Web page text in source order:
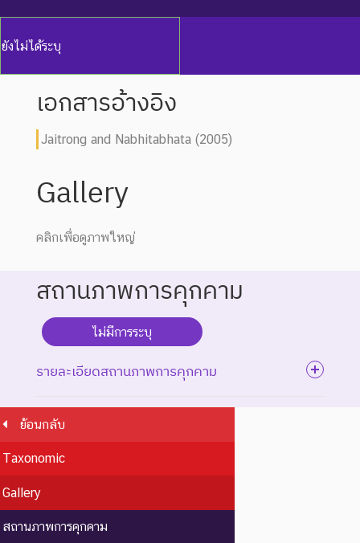
ยังไม่ได้ระบุ
เอกสารอ้างอิง
Jaitrong and Nabhitabhata (2005)
Gallery
คลิกเพื่อดูภาพใหญ่
สถานภาพการคุกคาม
ไม่มีการระบุ
รายละเอียดสถานภาพการคุกคาม
EX : Extinct
ย้อนกลับ
Taxonomic
Gallery
สถานภาพการคุกคาม